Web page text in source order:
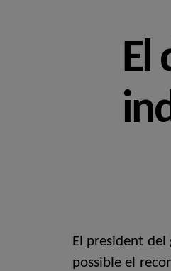
El
El president del
possible el